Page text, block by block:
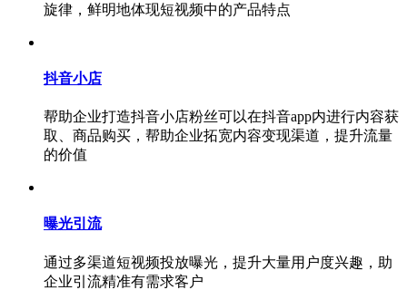
旋律，鲜明地体现短视频中的产品特点
抖音小店
帮助企业打造抖音小店粉丝可以在抖音app内进行内容获
取、商品购买，帮助企业拓宽内容变现渠道，提升流量
的价值
曝光引流
通过多渠道短视频投放曝光，提升大量用户度兴趣，助
企业引流精准有需求客户